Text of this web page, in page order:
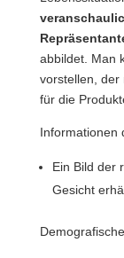
abbildet. Man
vorstellen, der
für die
Informationen
Ein Bild der
Gesicht